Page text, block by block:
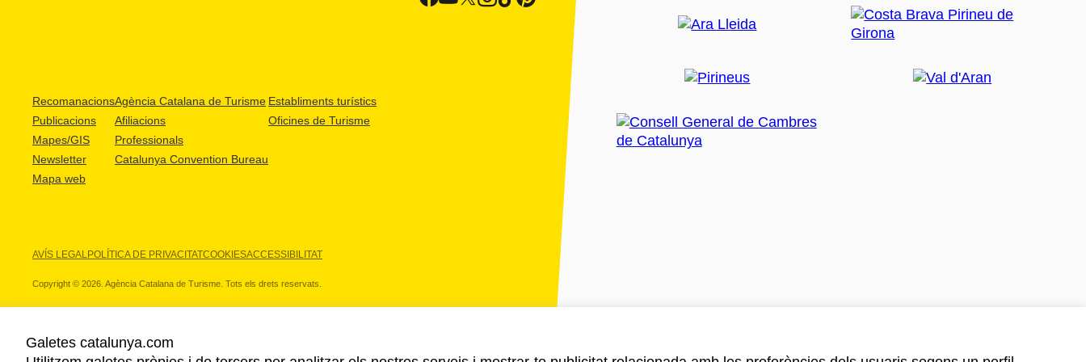
Recomanacions
Publicacions
Mapes/GIS
Newsletter
Mapa web
Agència Catalana de Turisme
Afiliacions
Professionals
Catalunya Convention Bureau
Establiments turístics
Oficines de Turisme
AVÍS LEGALPOLÍTICA DE PRIVACITATCOOKIESACCESSIBILITAT
Copyright © 2026. Agència Catalana de Turisme. Tots els drets reservats.
Galetes catalunya.com